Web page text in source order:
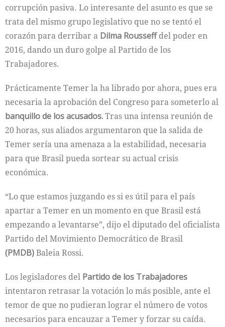
corrupción pasiva. Lo interesante del asunto es que se
trata del mismo grupo legislativo que no se tentó el
corazón para derribar a Dilma Rousseffdel poder en
2016, dando un duro golpe al Partido de los
Trabajadores.
Prácticamente Temer la ha librado por ahora, pues era
necesaria la aprobación del Congreso para someterlo al
banquillo de los acusados.Tras una intensa reunión de
20 horas, sus aliados argumentaron que la salida de
Temer sería una amenaza a la estabilidad, necesaria
para que Brasil pueda sortear su actual crisis
económica.
“Lo que estamos juzgando es si es útil para el país
apartar a Temer en un momento en que Brasil está
empezando a levantarse”, dijo el diputado del oficialista
Partido del Movimiento Democrático de Brasil
(PMDB)Baleia Rossi.
Los legisladores del Partido de los Trabajadores
intentaron retrasar la votación lo más posible, ante el
temor de que no pudieran lograr el número de votos
necesarios para encauzar a Temer y forzar su caída.